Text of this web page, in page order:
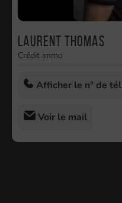
Laurent THOMAS
Crédit immo
Afficher le n° de tél
Voir le mail